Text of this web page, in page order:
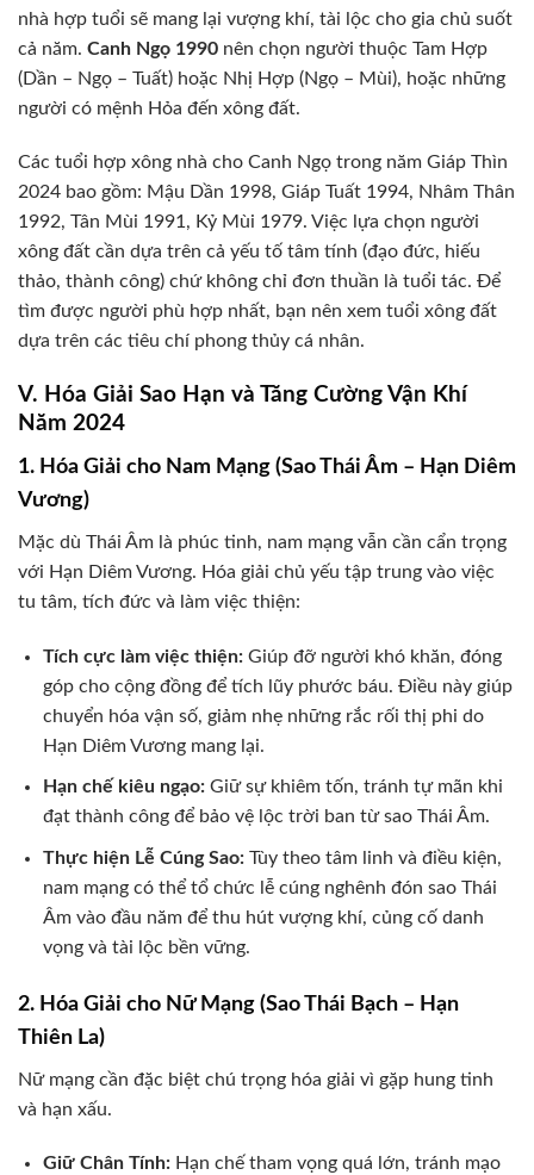
nhà hợp tuổi sẽ mang lại vượng khí, tài lộc cho gia chủ suốt
cả năm. Canh Ngọ 1990 nên chọn người thuộc Tam Hợp
(Dần – Ngọ – Tuất) hoặc Nhị Hợp (Ngọ – Mùi), hoặc những
người có mệnh Hỏa đến xông đất.
Các tuổi hợp xông nhà cho Canh Ngọ trong năm Giáp Thìn
2024 bao gồm: Mậu Dần 1998, Giáp Tuất 1994, Nhâm Thân
1992, Tân Mùi 1991, Kỷ Mùi 1979. Việc lựa chọn người
xông đất cần dựa trên cả yếu tố tâm tính (đạo đức, hiếu
thảo, thành công) chứ không chỉ đơn thuần là tuổi tác. Để
tìm được người phù hợp nhất, bạn nên xem tuổi xông đất
dựa trên các tiêu chí phong thủy cá nhân.
V. Hóa Giải Sao Hạn và Tăng Cường Vận Khí
Năm 2024
1. Hóa Giải cho Nam Mạng (Sao Thái Âm – Hạn Diêm
Vương)
Mặc dù Thái Âm là phúc tinh, nam mạng vẫn cần cẩn trọng
với Hạn Diêm Vương. Hóa giải chủ yếu tập trung vào việc
tu tâm, tích đức và làm việc thiện:
Tích cực làm việc thiện:Giúp đỡ người khó khăn, đóng
góp cho cộng đồng để tích lũy phước báu. Điều này giúp
chuyển hóa vận số, giảm nhẹ những rắc rối thị phi do
Hạn Diêm Vương mang lại.
Hạn chế kiêu ngạo:Giữ sự khiêm tốn, tránh tự mãn khi
đạt thành công để bảo vệ lộc trời ban từ sao Thái Âm.
Thực hiện Lễ Cúng Sao:Tùy theo tâm linh và điều kiện,
nam mạng có thể tổ chức lễ cúng nghênh đón sao Thái
Âm vào đầu năm để thu hút vượng khí, củng cố danh
vọng và tài lộc bền vững.
2. Hóa Giải cho Nữ Mạng (Sao Thái Bạch – Hạn
Thiên La)
Nữ mạng cần đặc biệt chú trọng hóa giải vì gặp hung tinh
và hạn xấu.
Giữ Chân Tính:Hạn chế tham vọng quá lớn, tránh mạo